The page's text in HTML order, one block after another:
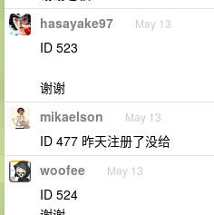
hasayake97 May 13
ID 523
谢谢
mikaelson May 13
ID 477 昨天注册了没给
woofee May 13
ID 524